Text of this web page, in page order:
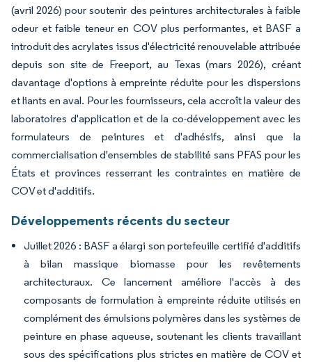
(avril 2026) pour soutenir des peintures architecturales à faible
odeur et faible teneur en COV plus performantes, et BASF a
introduit des acrylates issus d'électricité renouvelable attribuée
depuis son site de Freeport, au Texas (mars 2026), créant
davantage d'options à empreinte réduite pour les dispersions
et liants en aval. Pour les fournisseurs, cela accroît la valeur des
laboratoires d'application et de la co-développement avec les
formulateurs de peintures et d'adhésifs, ainsi que la
commercialisation d'ensembles de stabilité sans PFAS pour les
États et provinces resserrant les contraintes en matière de
COV et d'additifs.
Développements récents du secteur
Juillet 2026 : BASF a élargi son portefeuille certifié d'additifs
à bilan massique biomasse pour les revêtements
architecturaux. Ce lancement améliore l'accès à des
composants de formulation à empreinte réduite utilisés en
complément des émulsions polymères dans les systèmes de
peinture en phase aqueuse, soutenant les clients travaillant
sous des spécifications plus strictes en matière de COV et